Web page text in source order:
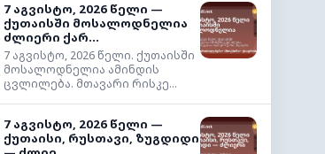
7 აგვისტო, 2026 წელი —
ქუთაისში მოსალოდნელია
ძლიერი ქარ...
7 აგვისტო, 2026 წელი. ქუთაისში
მოსალოდნელია ამინდის
ცვლილება. მთავარი რისკე...
7 აგვისტო, 2026 წელი —
ქუთაისი, რუსთავი, ზუგდიდი